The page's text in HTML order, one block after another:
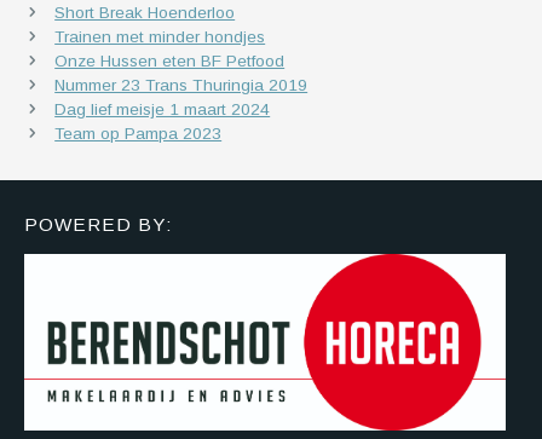
Short Break Hoenderloo
Trainen met minder hondjes
Onze Hussen eten BF Petfood
Nummer 23 Trans Thuringia 2019
Dag lief meisje 1 maart 2024
Team op Pampa 2023
POWERED BY: